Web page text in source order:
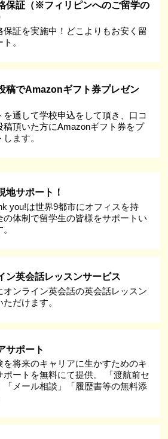
保証（※フィリピンへのご留学の
保証を実施中！どこよりもお安く留
。
稿でAmazonギフト券プレゼン
を通して学校申込をして頂き、口コ
稿頂いた方にAmazonギフト券をプ
ます。
地サポート！
you!は世界9都市にオフィスを持
の体制で留学生の皆様をサポートい
ン英会話レッスンサービス
オンライン英会話の英会話レッスン
だけます。
サポート
を将来のキャリアに生かすためのキ
ポートを無料にて提供。 「渡航前セ
「メール相談」「履歴書等の無料添